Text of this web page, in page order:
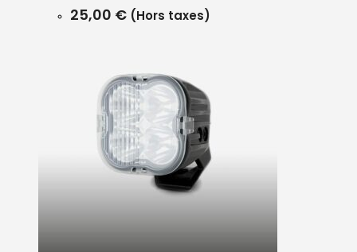
25,00 € (Hors taxes)